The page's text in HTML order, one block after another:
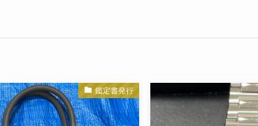
鑑定書発行